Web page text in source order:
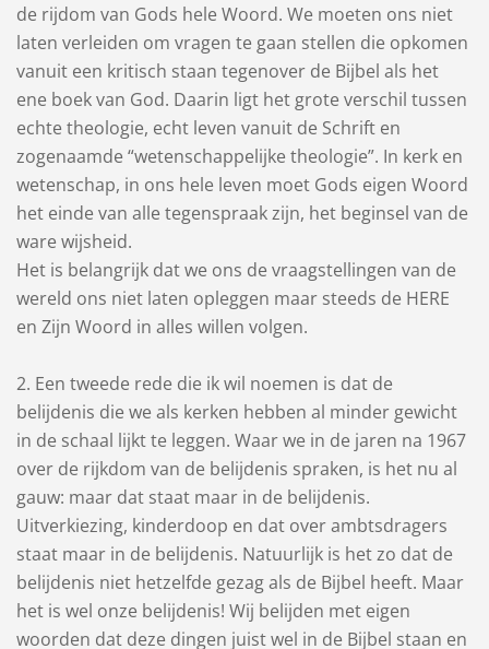
de rijdom van Gods hele Woord. We moeten ons niet
laten verleiden om vragen te gaan stellen die opkomen
vanuit een kritisch staan tegenover de Bijbel als het
ene boek van God. Daarin ligt het grote verschil tussen
echte theologie, echt leven vanuit de Schrift en
zogenaamde “wetenschappelijke theologie”. In kerk en
wetenschap, in ons hele leven moet Gods eigen Woord
het einde van alle tegenspraak zijn, het beginsel van de
ware wijsheid.
Het is belangrijk dat we ons de vraagstellingen van de
wereld ons niet laten opleggen maar steeds de HERE
en Zijn Woord in alles willen volgen.
2. Een tweede rede die ik wil noemen is dat de
belijdenis die we als kerken hebben al minder gewicht
in de schaal lijkt te leggen. Waar we in de jaren na 1967
over de rijkdom van de belijdenis spraken, is het nu al
gauw: maar dat staat maar in de belijdenis.
Uitverkiezing, kinderdoop en dat over ambtsdragers
staat maar in de belijdenis. Natuurlijk is het zo dat de
belijdenis niet hetzelfde gezag als de Bijbel heeft. Maar
het is wel onze belijdenis! Wij belijden met eigen
woorden dat deze dingen juist wel in de Bijbel staan en